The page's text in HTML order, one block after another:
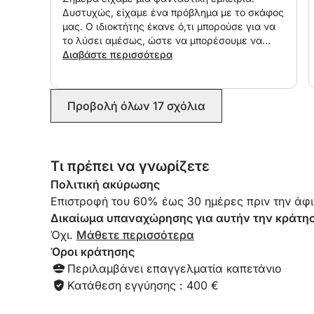
Δυστυχώς, είχαμε ένα πρόβλημα με το σκάφος
μας. Ο ιδιοκτήτης έκανε ό,τι μπορούσε για να
το λύσει αμέσως, ώστε να μπορέσουμε να
κάνουμε ιστιοπλοΐα κάποια άλλη μέρα. Το
Διαβάστε περισσότερα
Προβολή όλων 17 σχόλια
Τι πρέπει να γνωρίζετε
Πολιτική ακύρωσης
Επιστροφή του 60% έως 30 ημέρες πριν την
Δικαίωμα υπαναχώρησης για αυτήν την
Όχι. Μάθετε περισσότερα
Όροι κράτησης
Περιλαμβάνει επαγγελματία καπετάνιο
Κατάθεση εγγύησης : 400 €